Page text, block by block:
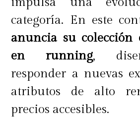
categoría. En este
anuncia su colección
en running,
responder a nuevas
atributos de alto
precios accesibles.